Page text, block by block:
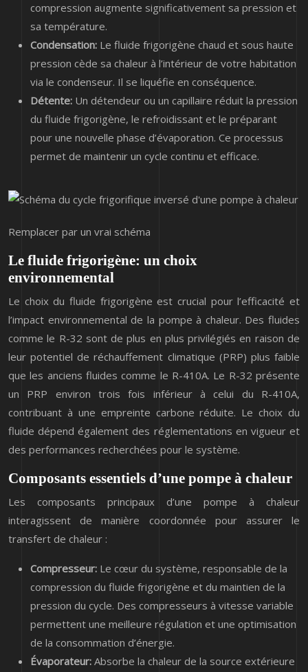
compression augmente significativement sa pression et
sa température.
Condensation: Le fluide frigorigène chaud et sous haute
pression cède sa chaleur à l’intérieur de votre habitation
via le condenseur. Il se liquéfie en conséquence.
Détente: Un détendeur ou un capillaire réduit la pression
du fluide frigorigène, le refroidissant et le préparant
pour une nouvelle phase d’évaporation. Ce processus
permet de maintenir un cycle continu et efficace.
Remplacer par un vrai schéma
Le fluide frigorigène: un choix
environnemental
Le choix du fluide frigorigène est crucial pour l’efficacité et
l’impact environnemental de la pompe à chaleur. Des fluides
comme le R-32 sont de plus en plus privilégiés en raison de
leur potentiel de réchauffement climatique (PRP) plus faible
que les anciens fluides comme le R-410A. Le R-32 présente
un PRP environ trois fois inférieur à celui du R-410A,
contribuant à une empreinte carbone réduite. Le choix du
fluide dépend également des réglementations en vigueur et
des performances recherchées pour le système.
Composants essentiels d’une pompe à chaleur
Les composants principaux d’une pompe à chaleur
interagissent de manière coordonnée pour assurer le
transfert de chaleur :
Compresseur: Le cœur du système, responsable de la
compression du fluide frigorigène et du maintien de la
pression du cycle. Des compresseurs à vitesse variable
permettent une meilleure régulation et une optimisation
de la consommation d’énergie.
Évaporateur: Absorbe la chaleur de la source extérieure